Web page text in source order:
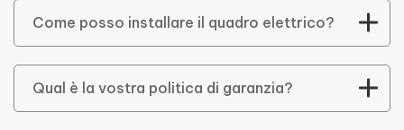
Come posso installare il quadro elettrico?
Qual è la vostra politica di garanzia?